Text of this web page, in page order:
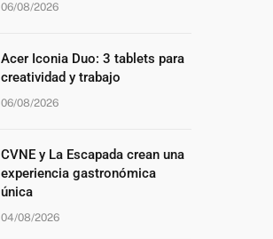
06/08/2026
Acer Iconia Duo: 3 tablets para
creatividad y trabajo
06/08/2026
CVNE y La Escapada crean una
experiencia gastronómica
única
04/08/2026